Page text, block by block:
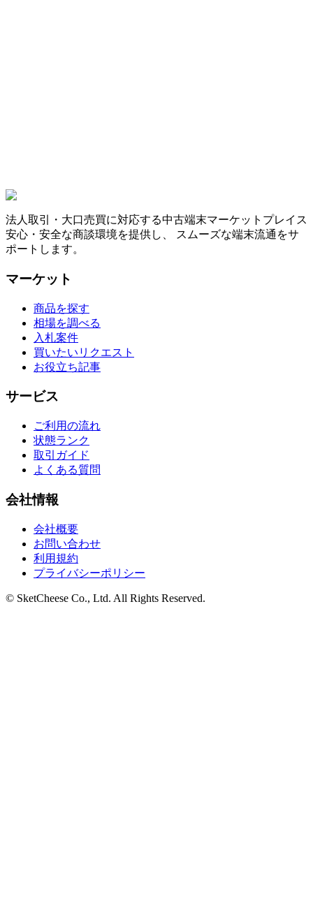
法人取引・大口売買に対応する中古端末マーケットプレイス
安心・安全な商談環境を提供し、 スムーズな端末流通をサ
ポートします。
マーケット
商品を探す
相場を調べる
入札案件
買いたいリクエスト
お役立ち記事
サービス
ご利用の流れ
状態ランク
取引ガイド
よくある質問
会社情報
会社概要
お問い合わせ
利用規約
プライバシーポリシー
© SketCheese Co., Ltd. All Rights Reserved.